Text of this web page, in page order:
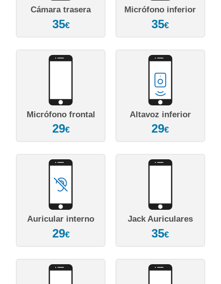
Cámara trasera
35€
Micrófono inferior
35€
Micrófono frontal
29€
Altavoz inferior
29€
Auricular interno
29€
Jack Auriculares
35€